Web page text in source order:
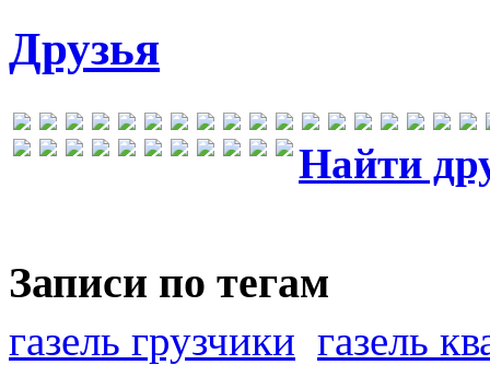
Друзья
Найти
Записи по тегам
газель грузчики газель